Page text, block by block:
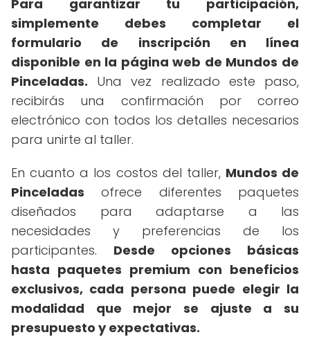
Para garantizar tu participación,
simplemente debes completar el
formulario de inscripción en línea
disponible en la página web de Mundos de
Pinceladas. Una vez realizado este paso,
recibirás una confirmación por correo
electrónico con todos los detalles necesarios
para unirte al taller.
En cuanto a los costos del taller, Mundos de
Pinceladas ofrece diferentes paquetes
diseñados para adaptarse a las
necesidades y preferencias de los
participantes. Desde opciones básicas
hasta paquetes premium con beneficios
exclusivos, cada persona puede elegir la
modalidad que mejor se ajuste a su
presupuesto y expectativas.